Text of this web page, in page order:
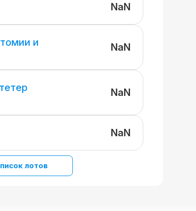
NaN
и
NaN
NaN
NaN
лотов